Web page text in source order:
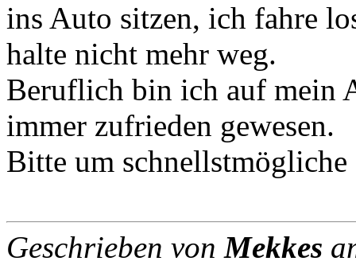
ins Auto sitzen, ich fahre
halte nicht mehr weg.
Beruflich bin ich auf mein
immer zufrieden gewesen.
Bitte um
Geschrieben vonMekkes